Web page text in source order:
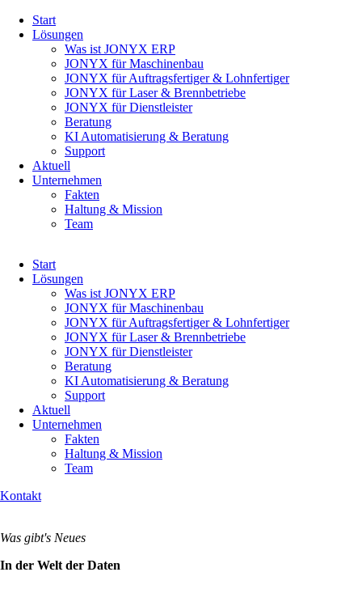
überspringen
Start
Lösungen
Was ist JONYX ERP
JONYX für Maschinenbau
JONYX für Auftragsfertiger & Lohnfertiger
JONYX für Laser & Brennbetriebe
JONYX für Dienstleister
Beratung
KI Automatisierung & Beratung
Support
Aktuell
Unternehmen
Fakten
Haltung & Mission
Team
überspringen
Start
Lösungen
Was ist JONYX ERP
JONYX für Maschinenbau
JONYX für Auftragsfertiger & Lohnfertiger
JONYX für Laser & Brennbetriebe
JONYX für Dienstleister
Beratung
KI Automatisierung & Beratung
Support
Aktuell
Unternehmen
Fakten
Haltung & Mission
Team
Kontakt
Was gibt's Neues
In der Welt der Daten